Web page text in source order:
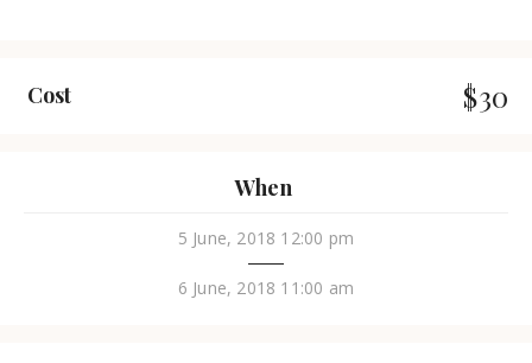
Cost $30
When
5 June, 2018 12:00 pm
6 June, 2018 11:00 am